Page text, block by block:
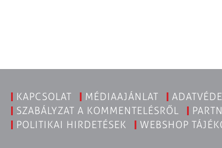
KAPCSOLAT MÉDIAAJÁNLAT
SZABÁLYZAT A KOMMENTELÉSRŐL
POLITIKAI HIRDETÉSEK
WEBSHOP